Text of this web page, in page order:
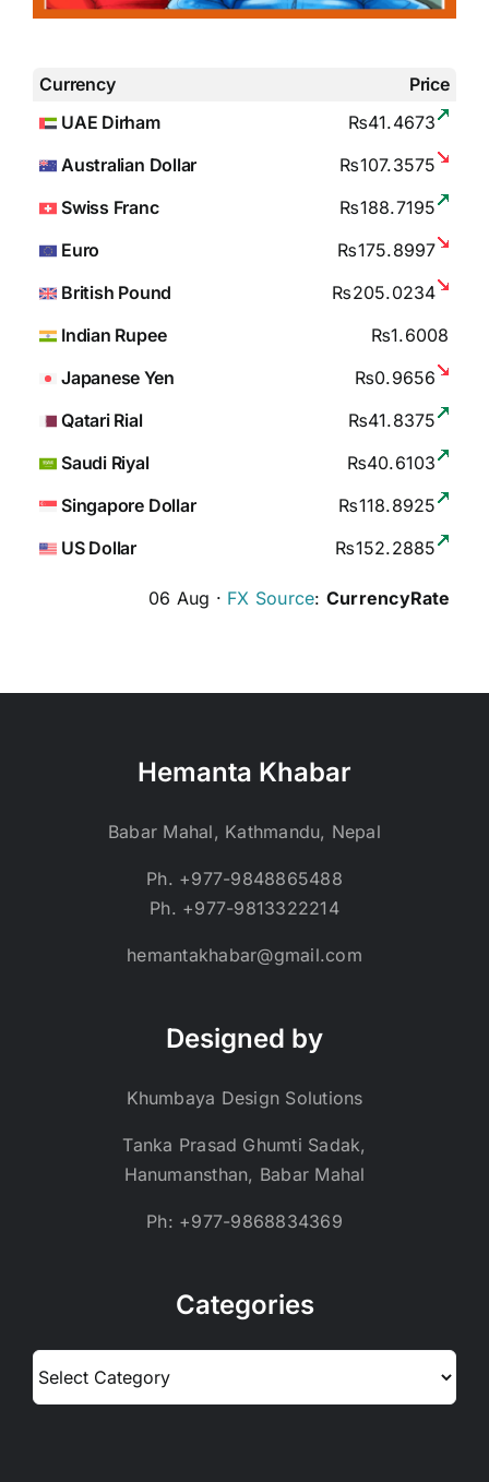
Currency
Price
UAE Dirham
₨41.4673
Australian Dollar
₨107.3575
Swiss Franc
₨188.7195
Euro
₨175.8997
British Pound
₨205.0234
Indian Rupee
₨1.6008
Japanese Yen
₨0.9656
Qatari Rial
₨41.8375
Saudi Riyal
₨40.6103
Singapore Dollar
₨118.8925
US Dollar
₨152.2885
06 Aug · FX Source: CurrencyRate
Hemanta Khabar
Babar Mahal, Kathmandu, Nepal
Ph. +977-9848865488
Ph. +977-9813322214
hemantakhabar@gmail.com
Designed by
Khumbaya Design Solutions
Tanka Prasad Ghumti Sadak,
Hanumansthan, Babar Mahal
Ph: +977-9868834369
Categories
Categories